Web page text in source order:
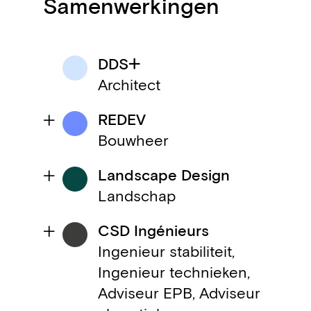
Samenwerkingen
DDS+
Architect
REDEV
Bouwheer
Landscape Design
Landschap
CSD Ingénieurs
Ingenieur stabiliteit,
Ingenieur technieken,
Adviseur EPB, Adviseur